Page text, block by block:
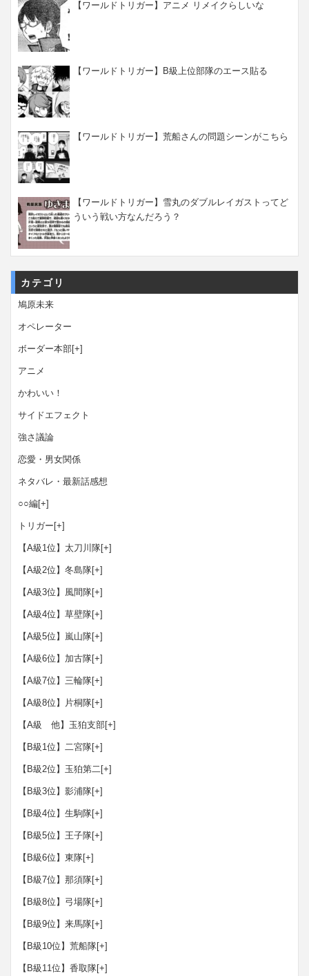
【ワールドトリガー】アニメ リメイクらしいな
【ワールドトリガー】B級上位部隊のエース貼る
【ワールドトリガー】荒船さんの問題シーンがこちら
【ワールドトリガー】雪丸のダブルレイガストってど
ういう戦い方なんだろう？
カテゴリ
鳩原未来
オペレーター
ボーダー本部[+]
アニメ
かわいい！
サイドエフェクト
強さ議論
恋愛・男女関係
ネタバレ・最新話感想
○○編[+]
トリガー [+]
【A級1位】太刀川隊[+]
【A級2位】冬島隊[+]
【A級3位】風間隊[+]
【A級4位】草壁隊[+]
【A級5位】嵐山隊[+]
【A級6位】加古隊[+]
【A級7位】三輪隊[+]
【A級8位】片桐隊[+]
【A級 他】玉狛支部[+]
【B級1位】二宮隊[+]
【B級2位】玉狛第二[+]
【B級3位】影浦隊[+]
【B級4位】生駒隊[+]
【B級5位】王子隊[+]
【B級6位】東隊[+]
【B級7位】那須隊[+]
【B級8位】弓場隊[+]
【B級9位】来馬隊[+]
【B級10位】荒船隊[+]
【B級11位】香取隊[+]